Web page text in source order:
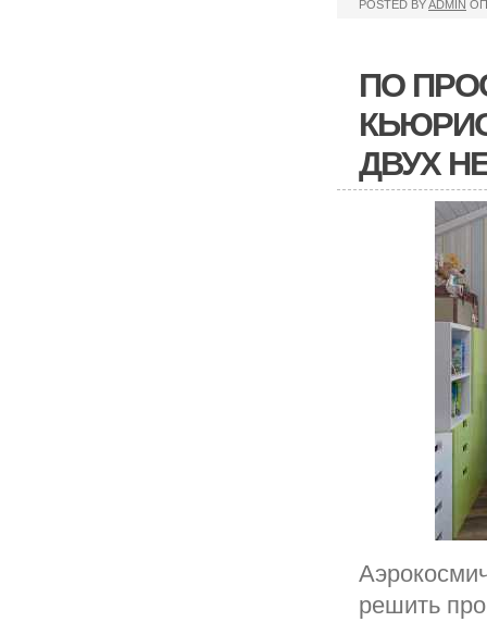
POSTED BYADMIN
ПО
ДВУХ
решить